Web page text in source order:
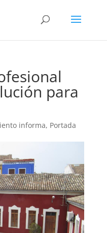
para
informa, Portada